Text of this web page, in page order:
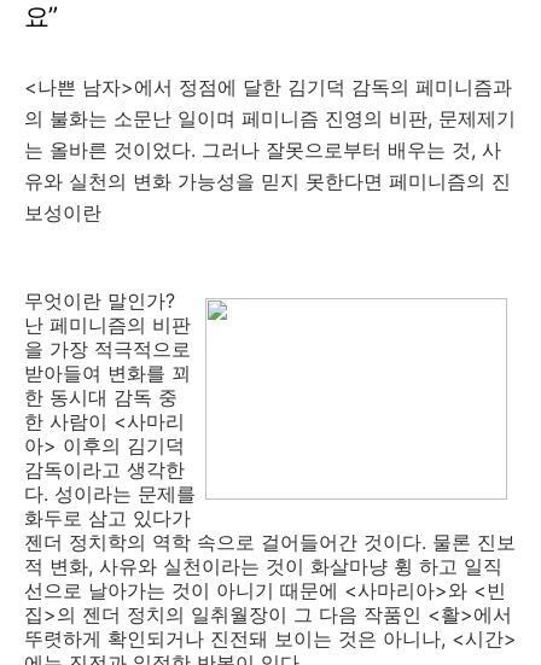
요”
<나쁜 남자>에서 정점에 달한 김기덕 감독의 페미니즘과
의 불화는 소문난 일이며 페미니즘 진영의 비판, 문제제기
는 올바른 것이었다. 그러나 잘못으로부터 배우는 것, 사
유와 실천의 변화 가능성을 믿지 못한다면 페미니즘의 진
보성이란
무엇이란 말인가?
난 페미니즘의 비판
을 가장 적극적으로
받아들여 변화를 꾀
한 동시대 감독 중
한 사람이 <사마리
아> 이후의 김기덕
감독이라고 생각한
다. 성이라는 문제를
화두로 삼고 있다가
젠더 정치학의 역학 속으로 걸어들어간 것이다. 물론 진보
적 변화, 사유와 실천이라는 것이 화살마냥 휭 하고 일직
선으로 날아가는 것이 아니기 때문에 <사마리아>와 <빈
집>의 젠더 정치의 일취월장이 그 다음 작품인 <활>에서
뚜렷하게 확인되거나 진전돼 보이는 것은 아니나, <시간>